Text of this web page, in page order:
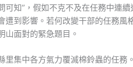
可知”，假如不克不及在任務中連
遭到影響。若何改變干部的任務風
山面對的緊急題目。
里集中各方氣力覆滅棉鈴蟲的任務